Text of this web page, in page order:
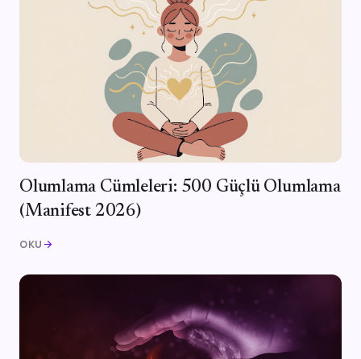
Olumlama Cümleleri: 500 Güçlü Olumlama
(Manifest 2026)
OKU arrow_forward